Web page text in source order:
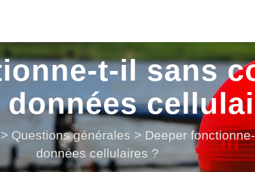
t-il sans
> Questions générales > Deeper
données cellulaires ?